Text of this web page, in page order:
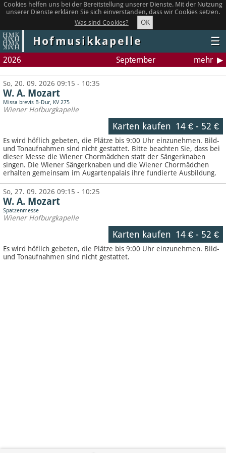
Cookies helfen uns bei der Bereitstellung unserer Dienste. Mit der Nutzung
unserer Dienste erklären Sie sich einverstanden, dass wir Cookies setzen.
Was sind Cookies?
OK
Hofmusikkapelle ☰
2026 September mehr
So, 20. 09. 2026 09:15 - 10:35
W. A. Mozart
Missa brevis B-Dur, KV 275
Wiener Hofburgkapelle
Karten kaufen 14 €- 52 €
Es wird höflich gebeten, die Plätze bis 9:00 Uhr einzunehmen. Bild-
und Tonaufnahmen sind nicht gestattet. Bitte beachten Sie, dass bei
dieser Messe die Wiener Chormädchen statt der Sängerknaben
singen. Die Wiener Sängerknaben und die Wiener Chormädchen
erhalten gemeinsam im Augartenpalais ihre fundierte Ausbildung.
So, 27. 09. 2026 09:15 - 10:25
W. A. Mozart
Spatzenmesse
Wiener Hofburgkapelle
Karten kaufen 14 €- 52 €
Es wird höflich gebeten, die Plätze bis 9:00 Uhr einzunehmen. Bild-
und Tonaufnahmen sind nicht gestattet.